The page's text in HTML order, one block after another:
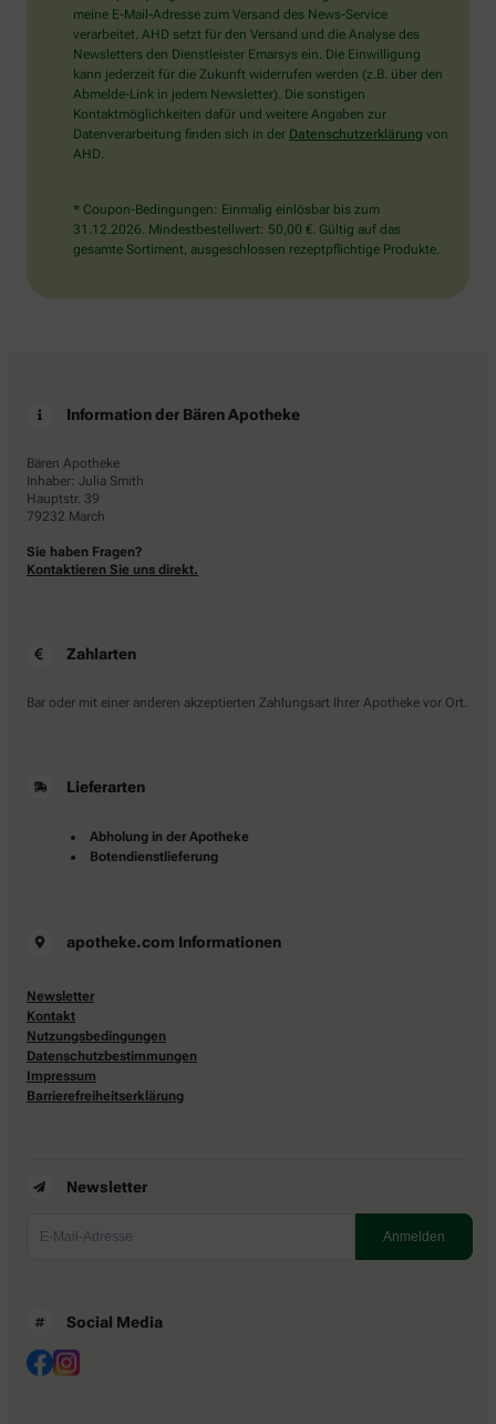
Sie
bitte
den
Schlüssel.
meine E-Mail-Adresse zum Versand des News-Service
verarbeitet. AHD setzt für den Versand und die Analyse des
Newsletters den Dienstleister Emarsys ein. Die Einwilligung
kann jederzeit für die Zukunft widerrufen werden (z.B. über den
Abmelde-Link in jedem Newsletter). Die sonstigen
Kontaktmöglichkeiten dafür und weitere Angaben zur
Datenverarbeitung finden sich in der Datenschutzerklärung von
AHD.
* Coupon-Bedingungen: Einmalig einlösbar bis zum
31.12.2026. Mindestbestellwert: 50,00 €. Gültig auf das
gesamte Sortiment, ausgeschlossen rezeptpflichtige Produkte.
Information der Bären Apotheke
Bären Apotheke
Inhaber: Julia Smith
Hauptstr. 39
79232 March
Sie haben Fragen?
Kontaktieren Sie uns direkt.
Zahlarten
Bar oder mit einer anderen akzeptierten Zahlungsart Ihrer Apotheke vor Ort.
Lieferarten
Abholung in der Apotheke
Botendienstlieferung
apotheke.com Informationen
Newsletter
Kontakt
Nutzungsbedingungen
Datenschutzbestimmungen
Impressum
Barrierefreiheitserklärung
Newsletter
Social Media